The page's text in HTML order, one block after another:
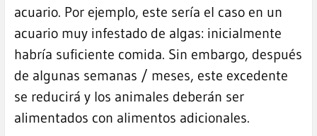
acuario. Por ejemplo, este sería el caso en un
acuario muy infestado de algas: inicialmente
habría suficiente comida. Sin embargo, después
de algunas semanas / meses, este excedente
se reducirá y los animales deberán ser
alimentados con alimentos adicionales.